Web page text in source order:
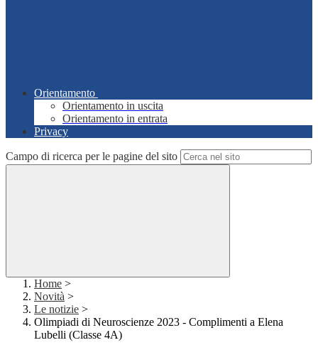
Orientamento
Orientamento in uscita
Orientamento in entrata
Privacy
Campo di ricerca per le pagine del sito
Home >
Novità >
Le notizie >
Olimpiadi di Neuroscienze 2023 - Complimenti a Elena
Lubelli (Classe 4A)